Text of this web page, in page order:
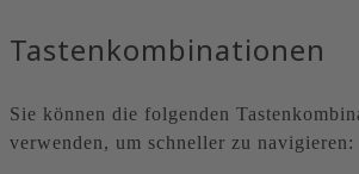
Tastenkombinationen
Sie können die folgenden
verwenden, um schneller zu navigieren: